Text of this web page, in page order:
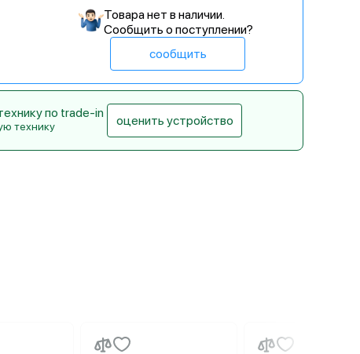
Товара нет в наличии.
Сообщить о поступлении?
сообщить
по trade-in
технику оценить устройство